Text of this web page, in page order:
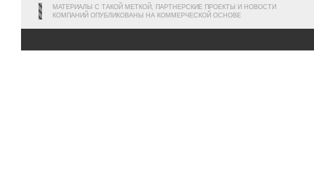
МАТЕРИАЛЫ С ТАКОЙ МЕТКОЙ, ПАРТНЕРСКИЕ ПРОЕКТЫ И НОВОСТИ
КОМПАНИЙ ОПУБЛИКОВАНЫ НА КОММЕРЧЕСКОЙ ОСНОВЕ